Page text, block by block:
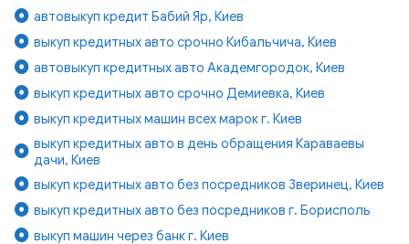
автовыкуп кредит Бабий Яр, Киев
выкуп кредитных авто срочно Кибальчича, Киев
автовыкуп кредитных авто Академгородок, Киев
выкуп кредитных авто срочно Демиевка, Киев
выкуп кредитных машин всех марок г. Киев
выкуп кредитных авто в день обращения Караваевы
дачи, Киев
выкуп кредитных авто без посредников Зверинец, Киев
выкуп кредитных авто без посредников г. Борисполь
выкуп машин через банк г. Киев